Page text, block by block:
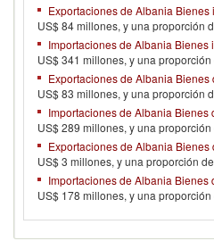
Exportaciones de Albania Bienes
US$ 84 millones, y una proporción
Importaciones de Albania Bienes
US$ 341 millones, y una
Exportaciones de Albania Bienes
US$ 83 millones, y una proporción
Importaciones de Albania Bienes
US$ 289 millones, y una
Exportaciones de Albania Bienes
US$ 3 millones, y una proporción
Importaciones de Albania Bienes
US$ 178 millones, y una